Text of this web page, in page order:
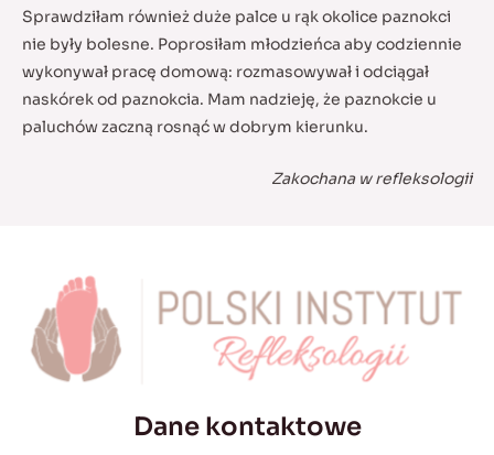
Sprawdziłam również duże palce u rąk okolice paznokci
nie były bolesne. Poprosiłam młodzieńca aby codziennie
wykonywał pracę domową: rozmasowywał i odciągał
naskórek od paznokcia. Mam nadzieję, że paznokcie u
paluchów zaczną rosnąć w dobrym kierunku.
Zakochana w refleksologii
Dane kontaktowe